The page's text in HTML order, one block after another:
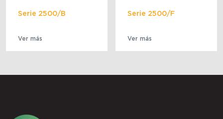
Serie 2500/B
Ver más
Serie 2500/F
Ver más